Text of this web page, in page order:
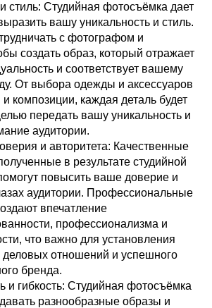
стиль: Студийная фотосъёмка дает
вашу уникальность и стиль.
с фотографом и
создать образ, который отражает
и соответствует вашему
От выбора одежды и аксессуаров
композиции, каждая деталь будет
передать вашу уникальность и
аудитории.
и авторитета: Качественные
в результате студийной
повысить ваше доверие и
аудитории. Профессиональные
впечатление
профессионализма и
что важно для установления
деловых отношений и успешного
бренда.
и гибкость: Студийная фотосъёмка
разнообразные образы и